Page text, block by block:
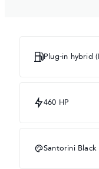
Plug-in hybrid
460 HP
Santorini Black